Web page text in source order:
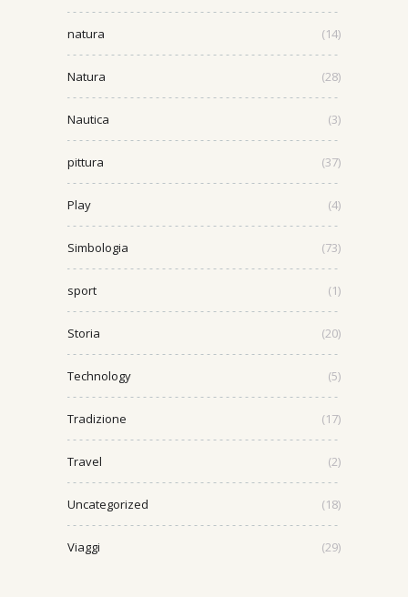
natura (14)
Natura (28)
Nautica (3)
pittura (37)
Play (4)
Simbologia (73)
sport (1)
Storia (20)
Technology (5)
Tradizione (17)
Travel (2)
Uncategorized (18)
Viaggi (29)